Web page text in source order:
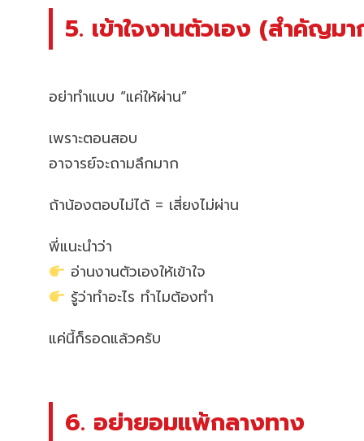
5. เข้าใจงานตัวเอง (สำคัญม
อย่าทำแบบ “แค่ให้ผ่าน”
เพราะตอนสอบ
อาจารย์จะถามลึกมาก
ถ้าน้องตอบไม่ได้ = เสี่ยงไม่ผ่าน
พี่แนะนำว่า
อ่านงานตัวเองให้เข้าใจ
รู้ว่าทำอะไร ทำไมต้องทำ
แค่นี้ก็รอดแล้วครับ
6. อย่ายอมแพ้กลางทาง